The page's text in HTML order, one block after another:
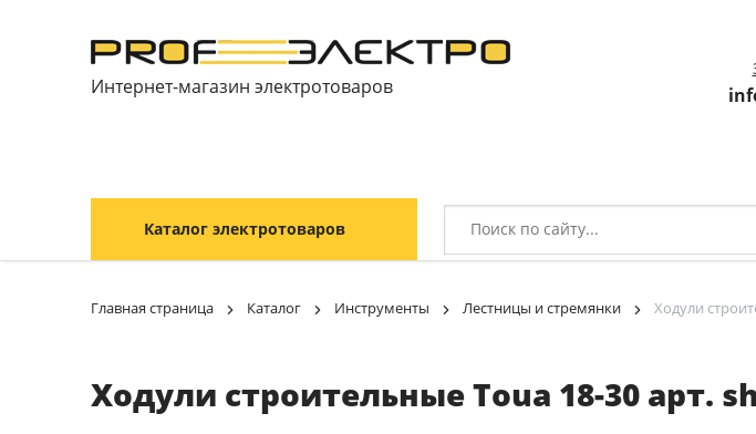
Интернет-магазин электротоваров
Каталог электротоваров
Главная страница Каталог Инструменты Лестницы и стремянки Ходули
Ходули строительные Toua 18-30 арт.